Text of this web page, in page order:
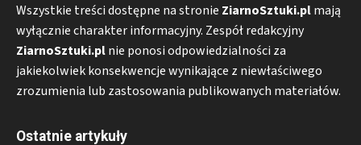
Wszystkie treści dostępne na stronie ZiarnoSztuki.plmają
wyłącznie charakter informacyjny. Zespół redakcyjny
ZiarnoSztuki.plnie ponosi odpowiedzialności za
jakiekolwiek konsekwencje wynikające z niewłaściwego
zrozumienia lub zastosowania publikowanych materiałów.
Ostatnie artykuły